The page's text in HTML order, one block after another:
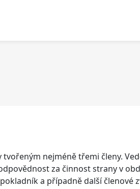
nejméně třemi členy.
za činnost strany v
a případně další členové